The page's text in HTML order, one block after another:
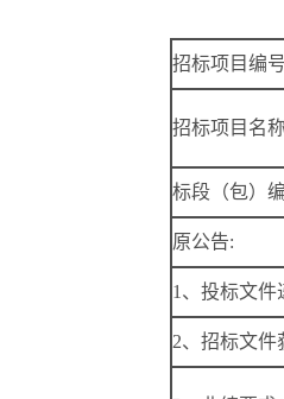
招标项目编号
招标项目名称
标段（包）编
原公告:
1、投标文件
2、招标文件